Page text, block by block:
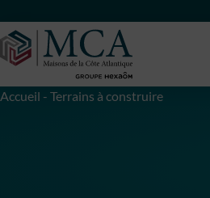
Accueil - Terrains à construire